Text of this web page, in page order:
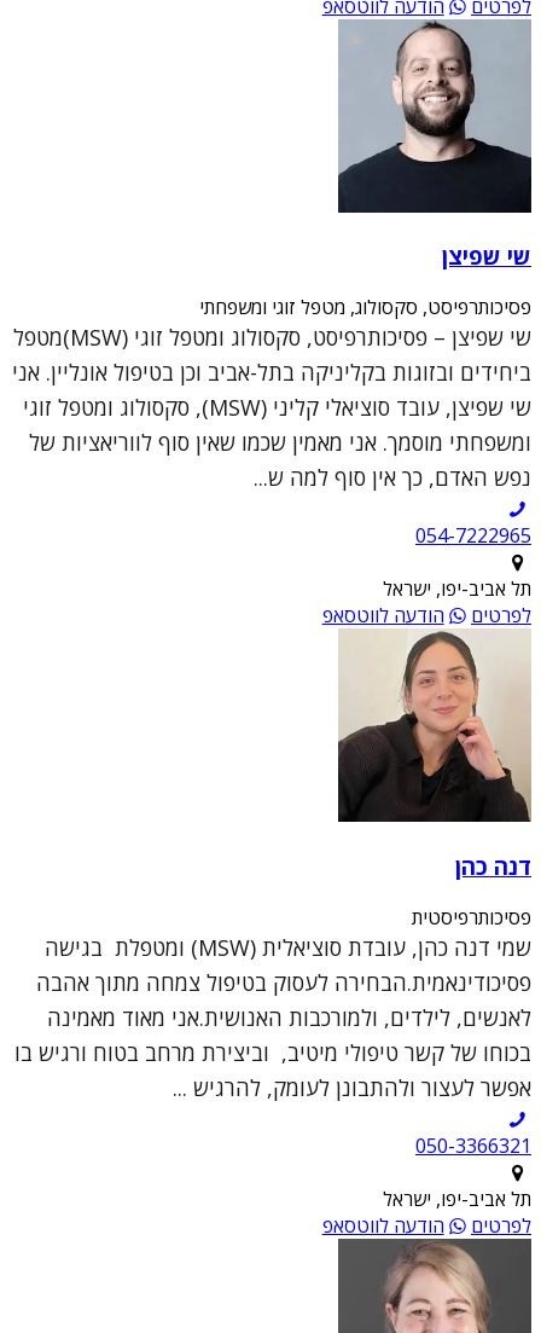
לפרטים הודעה לווטסאפ
שי שפיצן
פסיכותרפיסט, סקסולוג, מטפל זוגי ומשפחתי
שי שפיצן – פסיכותרפיסט, סקסולוג ומטפל זוגי (MSW)מטפל
ביחידים ובזוגות בקליניקה בתל-אביב וכן בטיפול אונליין. אני
שי שפיצן, עובד סוציאלי קליני (MSW), סקסולוג ומטפל זוגי
ומשפחתי מוסמך. אני מאמין שכמו שאין סוף לווריאציות של
נפש האדם, כך אין סוף למה ש...
054-7222965
תל אביב-יפו, ישראל
לפרטים
הודעה לווטסאפ
דנה כהן
פסיכותרפיסטית
שמי דנה כהן, עובדת סוציאלית (MSW) ומטפלת בגישה
פסיכודינאמית.הבחירה לעסוק בטיפול צמחה מתוך אהבה
לאנשים, לילדים, ולמורכבות האנושית.אני מאוד מאמינה
בכוחו של קשר טיפולי מיטיב, וביצירת מרחב בטוח ורגיש בו
אפשר לעצור ולהתבונן לעומק, להרגיש ...
050-3366321
תל אביב-יפו, ישראל
לפרטים
הודעה לווטסאפ